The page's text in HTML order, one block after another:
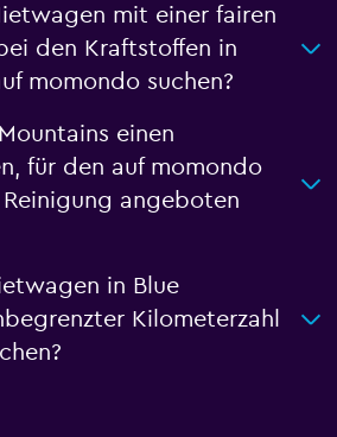
mit einer fairen
den Kraftstoffen in
momondo suchen?
einen
für den auf momondo
angeboten
in Blue
Kilometerzahl